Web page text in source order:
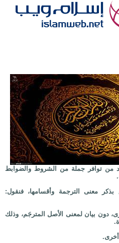
من توافر جملة من الشروط والضوابط
معنى الترجمة وأقسامها، فنقول:
دون بيان لمعنى الأصل المترجَم، وذلك
أخرى.